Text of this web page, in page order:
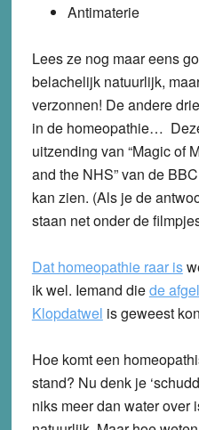
Antimaterie
Lees ze nog maar eens
belachelijk natuurlijk,
verzonnen! De andere
in de homeopathie…
uitzending van “Magic of
and the NHS” van de
kan zien. (Als je de
staan net onder de
Dat homeopathie raar is
ik wel. Iemand diede
Klopdatwel is geweest
Hoe komt een
stand? Nu denk je
niks meer dan water over